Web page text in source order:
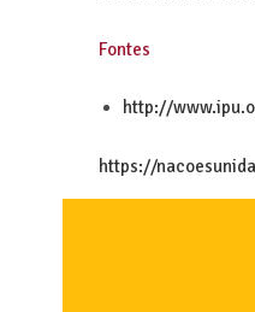
Fontes
http://
https://